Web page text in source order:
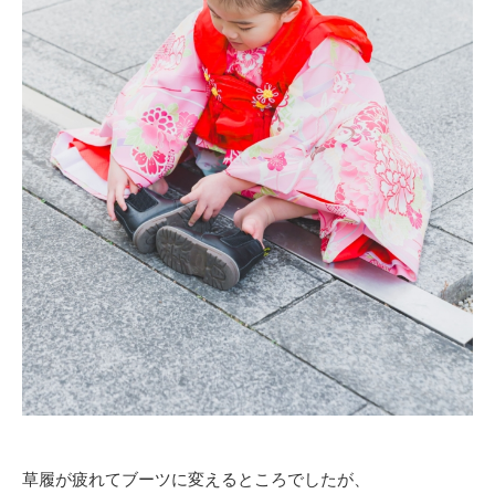
草履が疲れてブーツに変えるところでしたが、